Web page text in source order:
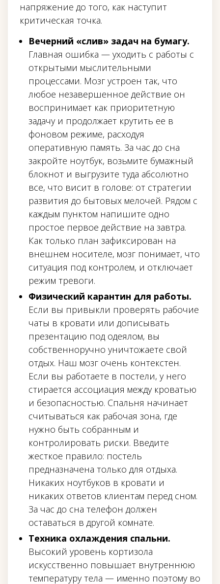
напряжение до того, как наступит
критическая точка.
Вечерний «слив» задач на бумагу.
Главная ошибка — уходить с работы с
открытыми мыслительными
процессами. Мозг устроен так, что
любое незавершенное действие он
воспринимает как приоритетную
задачу и продолжает крутить ее в
фоновом режиме, расходуя
оперативную память. За час до сна
закройте ноутбук, возьмите бумажный
блокнот и выгрузите туда абсолютно
все, что висит в голове: от стратегии
развития до бытовых мелочей. Рядом с
каждым пунктом напишите одно
простое первое действие на завтра.
Как только план зафиксирован на
внешнем носителе, мозг понимает, что
ситуация под контролем, и отключает
режим тревоги.
Физический карантин для работы.
Если вы привыкли проверять рабочие
чаты в кровати или дописывать
презентацию под одеялом, вы
собственноручно уничтожаете свой
отдых. Наш мозг очень контекстен.
Если вы работаете в постели, у него
стирается ассоциация между кроватью
и безопасностью. Спальня начинает
считываться как рабочая зона, где
нужно быть собранным и
контролировать риски. Введите
жесткое правило: постель
предназначена только для отдыха.
Никаких ноутбуков в кровати и
никаких ответов клиентам перед сном.
За час до сна телефон должен
оставаться в другой комнате.
Техника охлаждения спальни.
Высокий уровень кортизола
искусственно повышает внутреннюю
температуру тела — именно поэтому во